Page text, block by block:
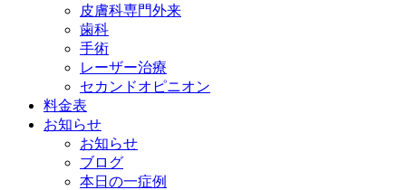
皮膚科専門外来
歯科
手術
レーザー治療
セカンドオピニオン
料金表
お知らせ
お知らせ
ブログ
本日の一症例